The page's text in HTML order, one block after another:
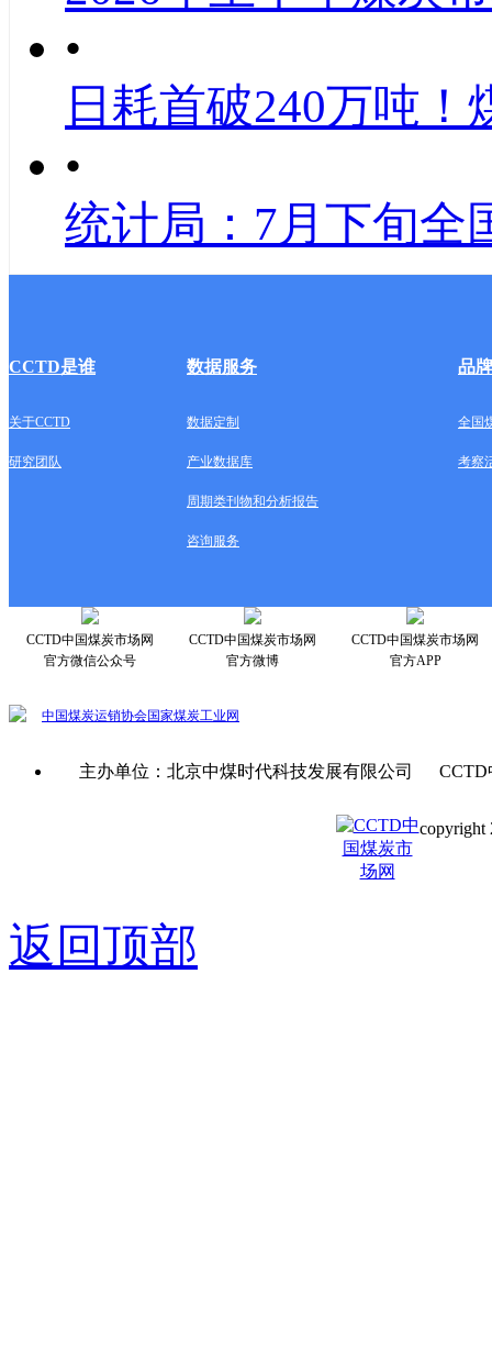
•
日耗首破240万吨！
•
统计局：7月下旬全
CCTD是谁 数据服务 品
关于CCTD 数据定制 全国
研究团队 产业数据库 考察
周期类刊物和分析报告
咨询服务
CCTD中国煤炭市场网
官方微信公众号
CCTD中国煤炭市场网
官方微博
CCTD中国煤炭市场网
官方APP
中国煤炭运销协会国家煤炭工业网
主办单位：北京中煤时代科技发展有限公司
copyright
返回顶部